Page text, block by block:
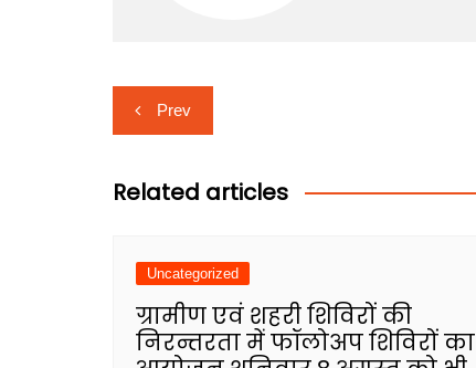
Post
navigation
Prev
Related articles
Uncategorized
ग्रामीण एवं शहरी शिविरों की
निरन्तरता में फॉलोअप शिविरों का